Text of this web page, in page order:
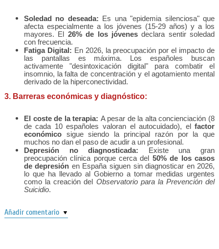
Soledad no deseada:
Es una "epidemia silenciosa" que
afecta especialmente a los jóvenes (15-29 años) y a los
mayores.
El 26% de los jóvenes declara sentir soledad
con frecuencia.
Fatiga Digital: En 2026, la preocupación por el impacto de
las pantallas es máxima. Los españoles buscan
activamente "desintoxicación digital" para combatir el
insomnio, la falta de concentración y el agotamiento mental
derivado de la hiperconectividad.
3. Barreras económicas y diagnóstico:
El coste de la terapia: A pesar de la alta concienciación (8
de cada 10 españoles valoran el autocuidado), elfactor
económicosigue siendo la principal razón por la que
muchos no dan el paso de acudir a un profesional.
Depresión no diagnosticada:
Existe una gran
preocupación clínica porque cerca del
50% de los casos
de depresión en España siguen sin diagnosticar en 2026,
lo que ha llevado al Gobierno a tomar medidas urgentes
como la creación del
Observatorio para la Prevención del
Suicidio.
Añadir comentario